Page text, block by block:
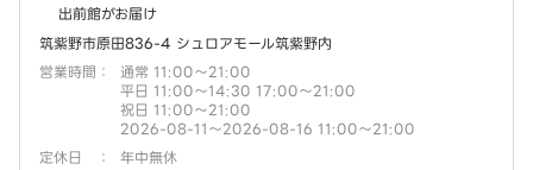
出前館がお届け
筑紫野市原田836-4 シュロアモール筑紫野内
営業時間 ：
通常 11:00～21:00
平日 11:00～14:30 17:00～21:00
祝日 11:00～21:00
2026-08-11～2026-08-16 11:00～21:00
定休日
： 年中無休